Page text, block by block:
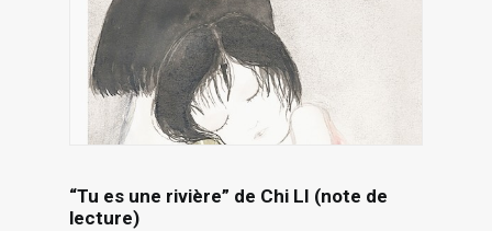
“Tu es une rivière” de Chi LI (note de
lecture)